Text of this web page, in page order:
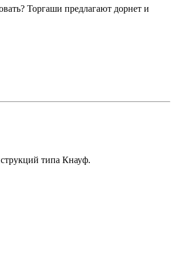
Торгаши предлагают дорнет и
типа Кнауф.